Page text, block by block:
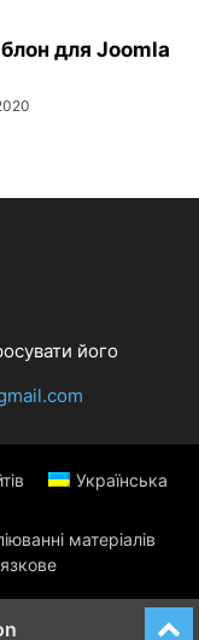
для Joomla
його
Українська
матеріалів